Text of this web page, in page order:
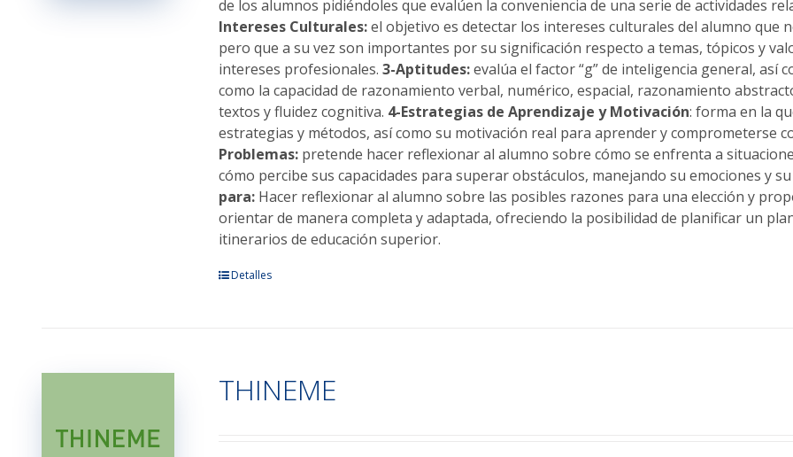
de los alumnos pidiéndoles que evalúen la conveniencia de una serie de actividades
Intereses Culturales:el objetivo es detectar los intereses culturales del alumno que
pero que a su vez son importantes por su significación respecto a temas, tópicos y
intereses profesionales.3-Aptitudes:evalúa el factor “g” de inteligencia general, así
como la capacidad de razonamiento verbal, numérico, espacial, razonamiento
textos y fluidez cognitiva. 4-Estrategias de Aprendizaje y Motivación: forma en la
estrategias y métodos, así como su motivación real para aprender y comprometerse
Problemas: pretende hacer reflexionar al alumno sobre cómo se enfrenta a
cómo percibe sus capacidades para superar obstáculos, manejando su emociones y
para: Hacer reflexionar al alumno sobre las posibles razones para una elección y
orientar de manera completa y adaptada, ofreciendo la posibilidad de planificar un
itinerarios de educación superior.
Este
Las
opciones
Detalles
THINEME